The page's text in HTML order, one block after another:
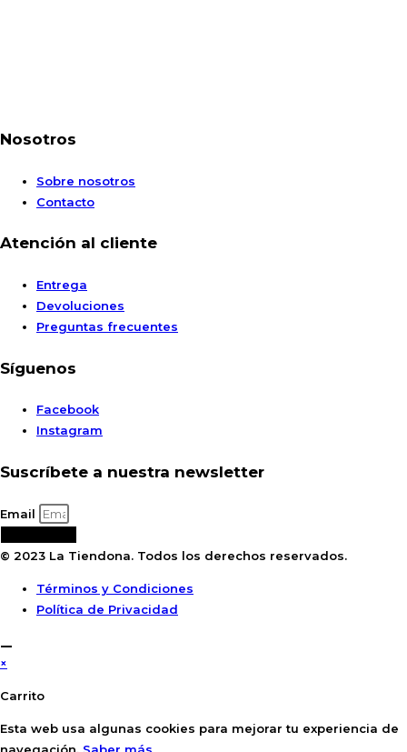
Nosotros
Sobre nosotros
Contacto
Atención al cliente
Entrega
Devoluciones
Preguntas frecuentes
Síguenos
Facebook
Instagram
Suscríbete a nuestra newsletter
Email
© 2023 La Tiendona. Todos los derechos reservados.
Términos y Condiciones
Política de Privacidad
×
Carrito
Esta web usa algunas cookies para mejorar tu experiencia de
navegación. Saber más